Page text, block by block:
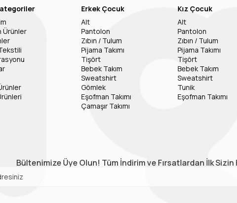
Ürünler
Erkek Çocuk
Alt
Pantolon
Zıbın / Tulum
Pijama Takımı
Tişört
Bebek Takım
Sweatshirt
Gömlek
Eşofman Takımı
Çamaşır Takımı
Kız Çocuk
Alt
Pantolon
Zıbın / Tulum
Pijama Takımı
Tişört
Bebek Takım
Sweatshirt
Tunik
Eşofman Takımı
Bültenimize Üye Olun! Tüm İndirim ve Fırsatlardan İlk